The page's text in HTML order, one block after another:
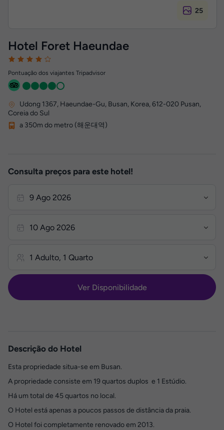
25
Hotel Foret Haeundae
Pontuação dos viajantes Tripadvisor
Udong 1367, Haeundae-Gu, Busan, Korea,612-020 Pusan,
Coreia do Sul
a 350m do metro (해운대역)
Consulta preços para este hotel!
Ver Disponibilidade
Descrição do Hotel
Esta propriedade situa-se em Busan.
A propriedade consiste em 19 quartos duplos e 1 Estúdio.
Há um total de 45 quartos no local.
O Hotel está apenas a poucos passos de distância da praia.
O Hotel foi completamente renovado em 2013.